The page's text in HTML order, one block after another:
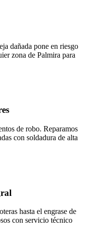
dañada pone en riesgo
zona de Palmira para
de robo. Reparamos
con soldadura de alta
hasta el engrase de
con servicio técnico